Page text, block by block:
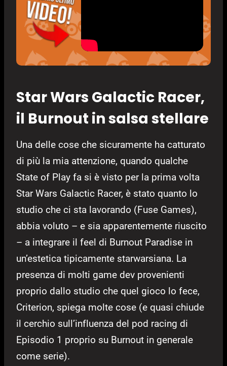
Star Wars Galactic Racer,
il Burnout in salsa stellare
Una delle cose che sicuramente ha catturato
di più la mia attenzione, quando qualche
State of Play fa si è visto per la prima volta
Star Wars Galactic Racer, è stato quanto lo
studio che ci sta lavorando (Fuse Games),
abbia voluto – e sia apparentemente riuscito
– a integrare il feel di Burnout Paradise in
un’estetica tipicamente starwarsiana. La
presenza di molti game dev provenienti
proprio dallo studio che quel gioco lo fece,
Criterion, spiega molte cose (e quasi chiude
il cerchio sull’influenza del pod racing di
Episodio 1 proprio su Burnout in generale
come serie).